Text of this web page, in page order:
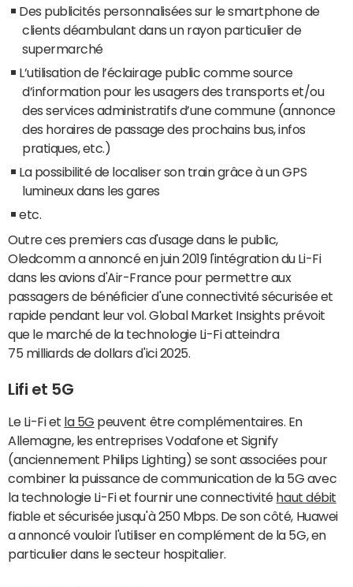
Des publicités personnalisées sur le smartphone de
clients déambulant dans un rayon particulier de
supermarché
L’utilisation de l’éclairage public comme source
d’information pour les usagers des transports et/ou
des services administratifs d’une commune (annonce
des horaires de passage des prochains bus, infos
pratiques, etc.)
La possibilité de localiser son train grâce à un GPS
lumineux dans les gares
etc.
Outre ces premiers cas d'usage dans le public,
Oledcomm a annoncé en juin 2019 l'intégration du Li-Fi
dans les avions d'Air-France pour permettre aux
passagers de bénéficier d'une connectivité sécurisée et
rapide pendant leur vol. Global Market Insights prévoit
que le marché de la technologie Li-Fi atteindra
75 milliards de dollars d'ici 2025.
Lifi et 5G
Le Li-Fi et la 5G peuvent être complémentaires. En
Allemagne, les entreprises Vodafone et Signify
(anciennement Philips Lighting) se sont associées pour
combiner la puissance de communication de la 5G avec
la technologie Li-Fi et fournir une connectivité haut débit
fiable et sécurisée jusqu'à 250 Mbps. De son côté, Huawei
a annoncé vouloir l'utiliser en complément de la 5G, en
particulier dans le secteur hospitalier.